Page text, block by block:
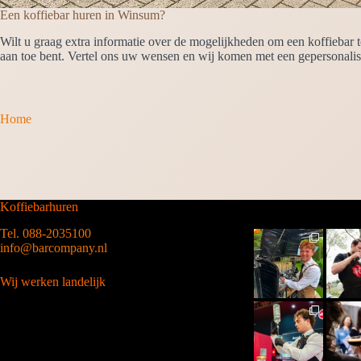
Een koffiebar huren in Winsum?
Wilt u graag extra informatie over de mogelijkheden om een koffiebar
aan toe bent. Vertel ons uw wensen en wij komen met een
Home
Koffiebarhuren
Tel. 088-2035100
info@barcompany.nl
Wij werken landelijk